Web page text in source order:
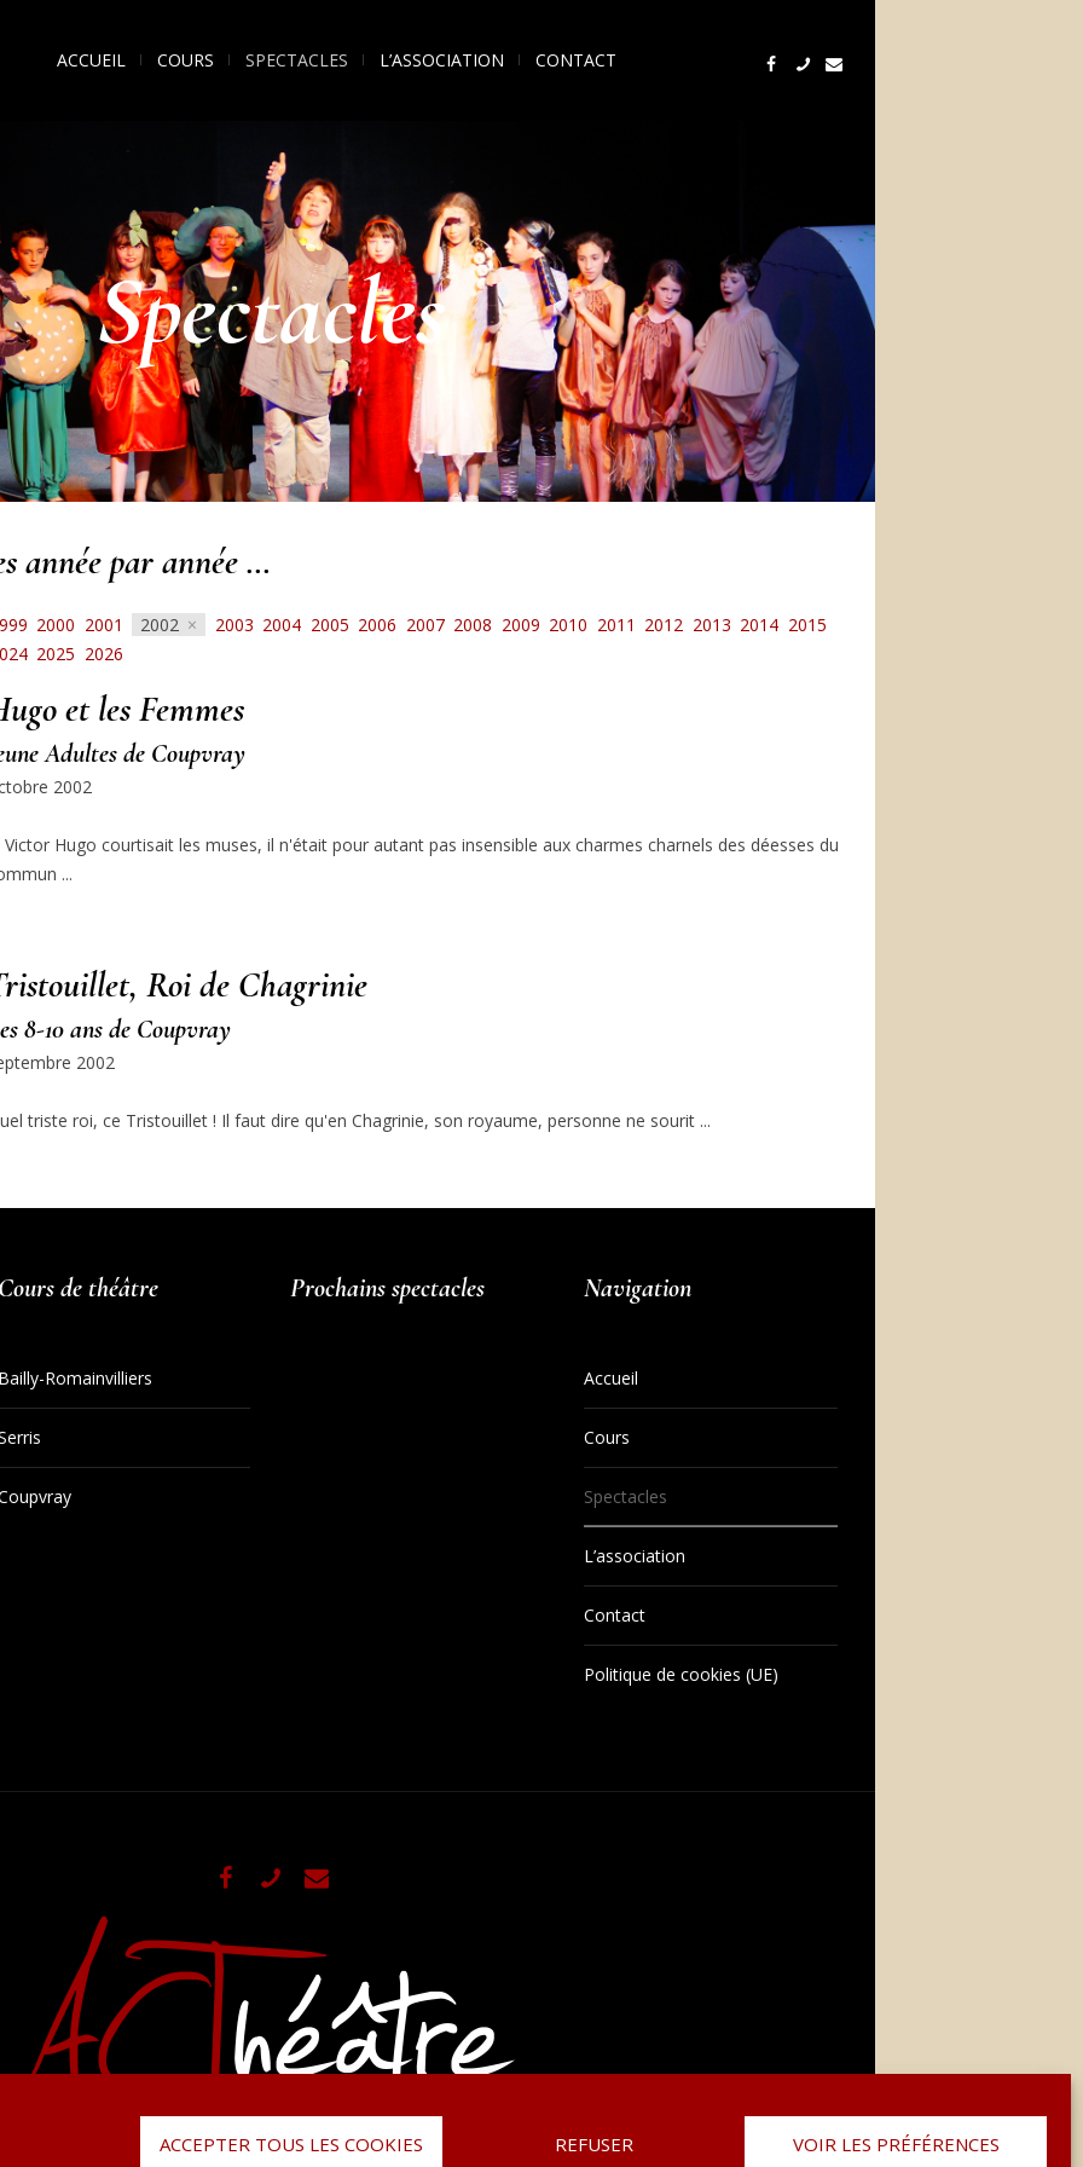
ACCEPTER TOUS LES COOKIES REFUSER VOIR LES PRÉFÉRENCES
ACCUEIL COURS SPECTACLES L’ASSOCIATION CONTACT
Spectacles
année par année …
2000 2001 2002 2003 2004 2005 2006 2007 2008 2009 2010 2011 2012 2013 2014 2015
2025 2026
et les Femmes
Adultes de Coupvray
2002
Victor Hugo courtisait les muses, il n'était pour autant pas insensible aux charmes charnels des déesses du
...
Roi de Chagrinie
8-10 ans de Coupvray
2002
triste roi, ce Tristouillet ! Il faut dire qu'en Chagrinie, son royaume, personne ne sourit ...
de théâtre
Romainvilliers
Prochains spectacles Navigation
Accueil
Cours
Spectacles
L’association
Contact
Politique de cookies (UE)